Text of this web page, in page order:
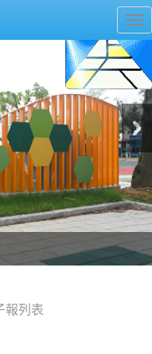
報列表